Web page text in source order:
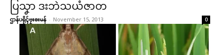
ပြသၞာ ဒးဘဲသယံဇာတ
ဌာန်ပရိုၚ်ဗၠးၜးမန် - November 15, 2013 0